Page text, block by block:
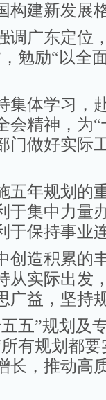
构建新发展
广东定位
勉励“以全
体学习，
会精神，为
门做好实际
年规划的
于集中力量
于保持事业
造积累的
从实际出发
广益，坚持
”规划及
有规划都
长，推动高